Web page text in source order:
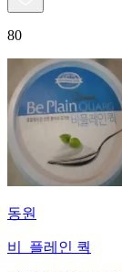
80
동원
비_플레인 쿽